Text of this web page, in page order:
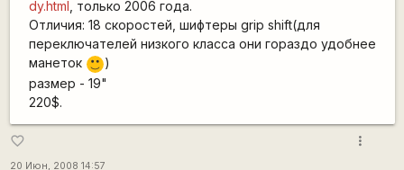
dy.html , только 2006 года.
Отличия: 18 скоростей, шифтеры grip shift(для
переключателей низкого класса они гораздо удобнее
манеток :) )
размер - 19"
220$.
favorite_border
20 Июн, 2008 14:57
more_vert